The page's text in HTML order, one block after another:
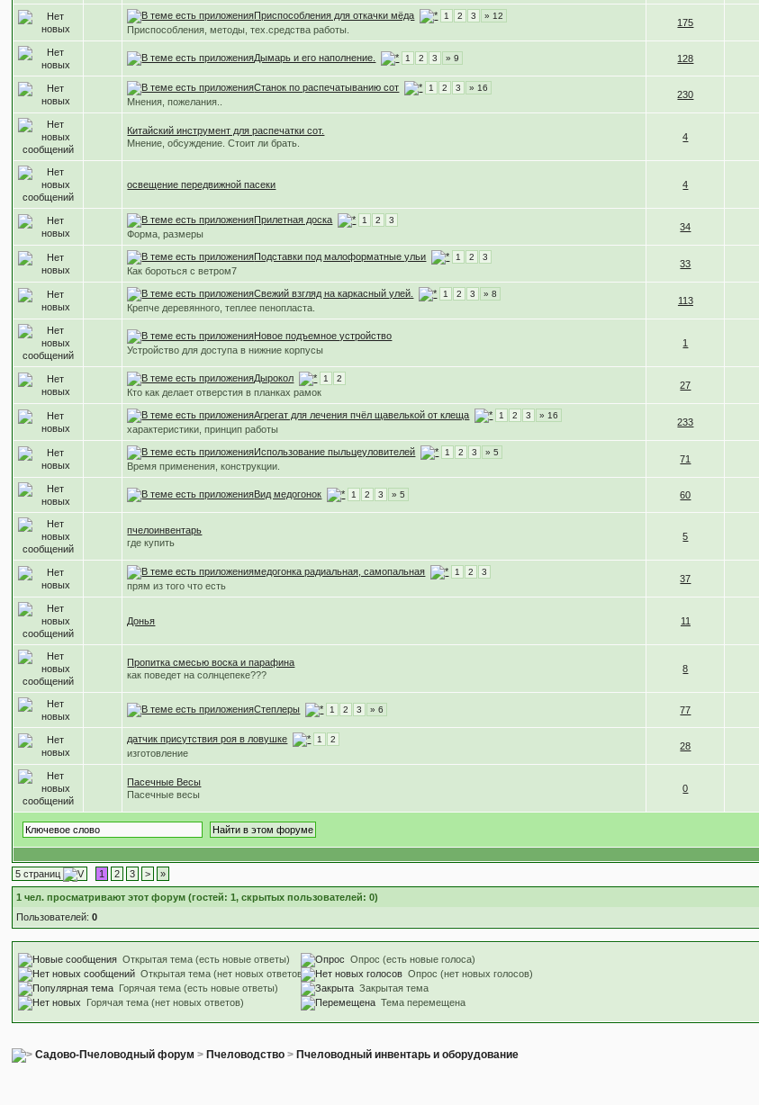
Приспособления для откачки мёда 1 2 3 » 12
Приспособления, методы, тех.средства работы.
175
Дымарь и его наполнение. 1 2 3 » 9 128
Станок по распечатыванию сот 1 2 3 » 16
Мнения, пожелания..
230
Китайский инструмент для распечатки сот.
Мнение, обсуждение. Стоит ли брать.
4
освещение передвижной пасеки 4
Прилетная доска 1 2 3
Форма, размеры
34
Подставки под малоформатные ульи 1 2 3
Как бороться с ветром7
33
Свежий взгляд на каркасный улей. 1 2 3 » 8
Крепче деревянного, теплее пенопласта.
113
Новое подъемное устройство
Устройство для доступа в нижние корпусы
1
Дырокол 1 2
Кто как делает отверстия в планках рамок
27
Агрегат для лечения пчёл щавелькой от клеща 1 2 3 » 16
характеристики, принцип работы
233
Использование пыльцеуловителей 1 2 3 » 5
Время применения, конструкции.
71
Вид медогонок 1 2 3 » 5 60
пчелоинвентарь
где купить
5
медогонка радиальная, самопальная 1 2 3
прям из того что есть
37
Донья 11
Пропитка смесью воска и парафина
как поведет на солнцепеке???
8
Степлеры 1 2 3 » 6 77
датчик присутствия роя в ловушке 1 2
изготовление
28
Пасечные Весы
Пасечные весы
0
5 страниц 1 2 3 > »
1 чел. просматривают этот форум (гостей: 1, скрытых пользователей: 0)
Пользователей:0
Открытая тема (есть новые ответы)
Открытая тема (нет новых ответов)
Горячая тема (есть новые ответы)
Горячая тема (нет новых ответов)
Опрос (есть новые голоса)
Опрос (нет новых голосов)
Закрытая тема
Тема перемещена
Садово-Пчеловодный форум > Пчеловодство > Пчеловодный инвентарь и оборудование